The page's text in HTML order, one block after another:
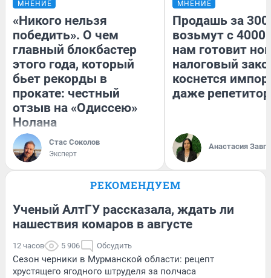
МНЕНИЕ
«Никого нельзя
победить». О чем
главный блокбастер
этого года, который
бьет рекорды в
прокате: честный
отзыв на «Одиссею»
Нолана
Стас Соколов
Эксперт
МНЕНИЕ
Продашь за
возьмут с
нам готовит
налоговый
коснется
даже
Анастасия
РЕКОМЕНДУЕМ
Ученый АлтГУ рассказала, ждать ли
нашествия комаров в августе
12 часов 5 906 Обсудить
Сезон черники в Мурманской области: рецепт
хрустящего ягодного штруделя за полчаса